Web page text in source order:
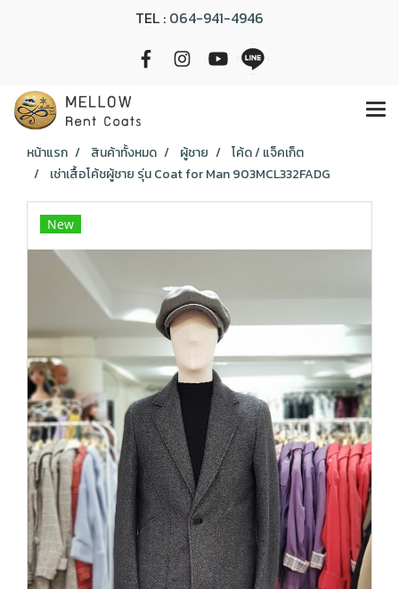
TEL : 064-941-4946
หน้าแรก สินค้าทั้งหมด ผู้ชาย
โค้ด / แจ็คเก็ต
เช่าเสื้อโค้ชผู้ชาย รุ่น Coat for Man 903MCL332FADG
New